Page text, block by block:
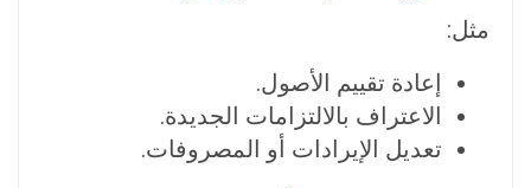
مثل:
إعادة تقييم الأصول.
الاعتراف بالالتزامات الجديدة.
تعديل الإيرادات أو المصروفات.